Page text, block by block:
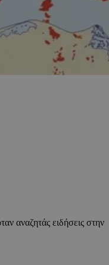
αναζητάς ειδήσεις στην